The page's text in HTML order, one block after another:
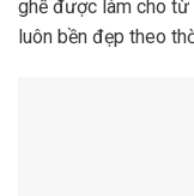
ghế được làm cho
luôn bền đẹp theo